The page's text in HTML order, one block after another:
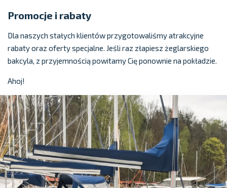
Promocje i rabaty
Dla naszych stałych klientów przygotowaliśmy atrakcyjne
rabaty oraz oferty specjalne. Jeśli raz złapiesz żeglarskiego
bakcyla, z przyjemnością powitamy Cię ponownie na pokładzie.
Ahoj!